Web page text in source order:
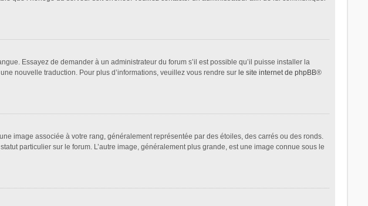
Essayez de demander à un administrateur du forum s’il est possible qu’il puisse installer la
nouvelle traduction. Pour plus d’informations, veuillez vous rendre sur le site internet de phpBB®
image associée à votre rang, généralement représentée par des étoiles, des carrés ou des ronds.
particulier sur le forum. L’autre image, généralement plus grande, est une image connue sous le